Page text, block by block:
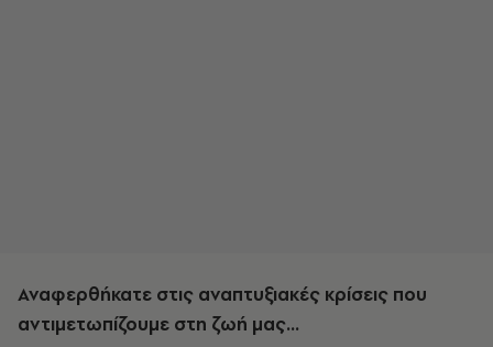
Αναφερθήκατε στις αναπτυξιακές κρίσεις που
αντιμετωπίζουμε στη ζωή μας…